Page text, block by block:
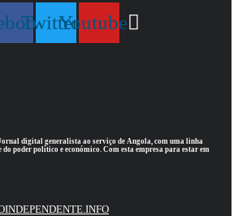
TwitterYoutube
digital generalista ao serviço de Angola, com uma linha
poder político e económico. Com esta empresa para estar em